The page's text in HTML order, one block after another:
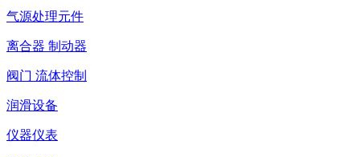
气源处理元件
离合器 制动器
阀门 流体控制
润滑设备
仪器仪表